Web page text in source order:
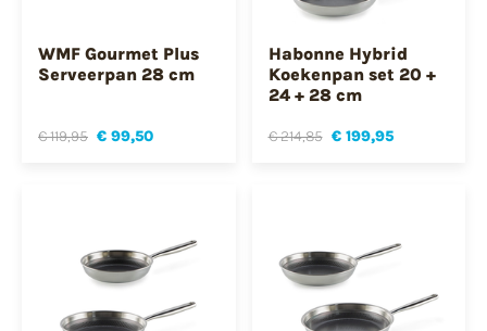
WMF Gourmet Plus
Serveerpan 28 cm
€ 119,95 € 99,50
Habonne Hybrid
Koekenpan set 20 +
24 + 28 cm
€ 214,85 € 199,95